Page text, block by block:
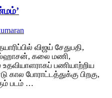
விஜய் சேதுபதி,
கலை மணி,
பணியாற்றிய
போராட்டத்துக்கு பிறகு,
படம் …